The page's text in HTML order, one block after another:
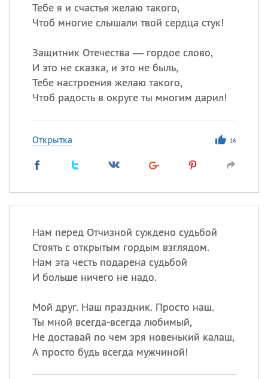
Тебе я и счастья желаю такого,
Чтоб многие слышали твой сердца стук!
Защитник Отечества — гордое слово,
И это не сказка, и это не быль,
Тебе настроения желаю такого,
Чтоб радость в округе ты многим дарил!
Открытка 16
Нам перед Отчизной суждено судьбой
Стоять с открытым гордым взглядом.
Нам эта честь подарена судьбой
И больше ничего не надо.
Мой друг. Наш праздник. Просто наш.
Ты мной всегда-всегда любимый,
Не доставай по чем зря новенький калаш,
А просто будь всегда мужчиной!
09.08 День книголюбов (Book
Lovers Day)
ИМЕНА
Сегодня празднуют именины
Посмотреть значениеи
происхождение